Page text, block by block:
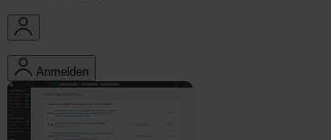
Anmelden